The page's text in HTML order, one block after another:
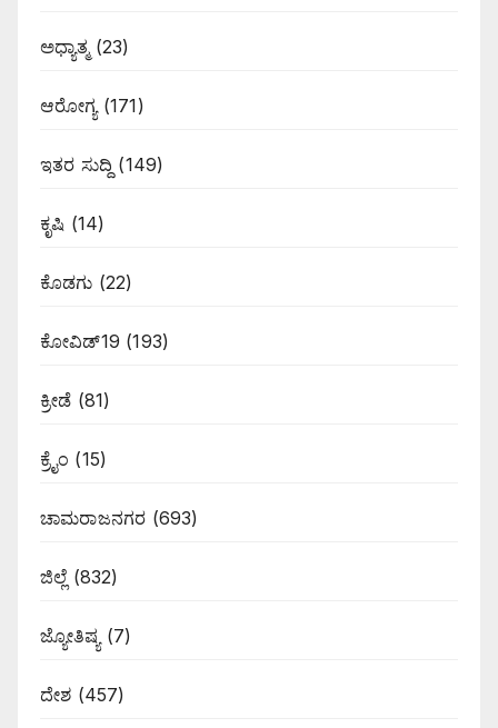
ಅಧ್ಯಾತ್ಮ(23)
ಆರೋಗ್ಯ(171)
ಇತರ ಸುದ್ದಿ (149)
ಕೃಷಿ (14)
ಕೊಡಗು (22)
ಕೋವಿಡ್19 (193)
ಕ್ರೀಡೆ (81)
ಕ್ರೈಂ (15)
ಚಾಮರಾಜನಗರ (693)
ಜಿಲ್ಲೆ (832)
ಜ್ಯೋತಿಷ್ಯ (7)
ದೇಶ (457)